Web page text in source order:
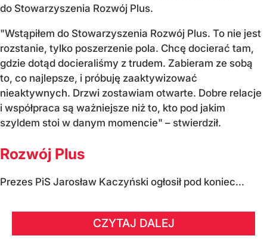
do Stowarzyszenia Rozwój Plus.
"Wstąpiłem do Stowarzyszenia Rozwój Plus. To nie jest
rozstanie, tylko poszerzenie pola. Chcę docierać tam,
gdzie dotąd docieraliśmy z trudem. Zabieram ze sobą
to, co najlepsze, i próbuję zaaktywizować
nieaktywnych. Drzwi zostawiam otwarte. Dobre relacje
i współpraca są ważniejsze niż to, kto pod jakim
szyldem stoi w danym momencie" – stwierdził.
Rozwój Plus
Prezes PiS Jarosław Kaczyński ogłosił pod koniec...
CZYTAJ DALEJ